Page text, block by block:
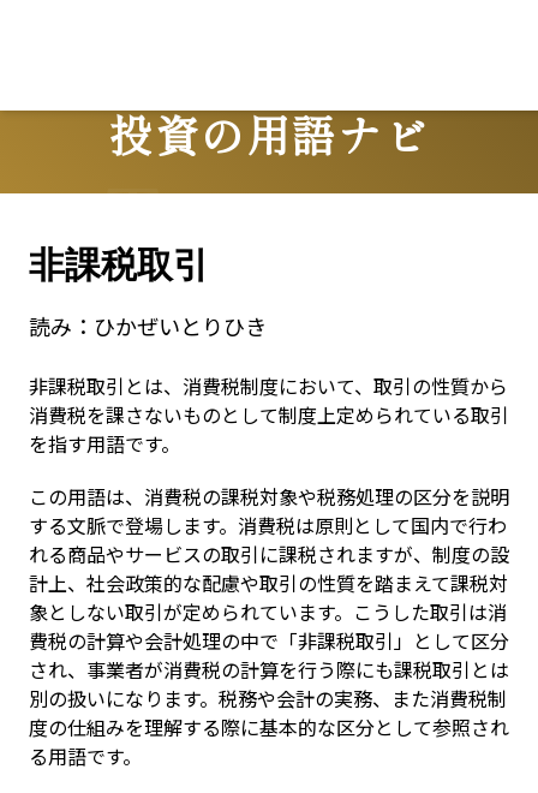
投資の用語ナビ
Terms
非課税取引
読み： ひかぜいとりひき
非課税取引とは、消費税制度において、取引の性質から
消費税を課さないものとして制度上定められている取引
を指す用語です。
この用語は、消費税の課税対象や税務処理の区分を説明
する文脈で登場します。消費税は原則として国内で行わ
れる商品やサービスの取引に課税されますが、制度の設
計上、社会政策的な配慮や取引の性質を踏まえて課税対
象としない取引が定められています。こうした取引は消
費税の計算や会計処理の中で「非課税取引」として区分
され、事業者が消費税の計算を行う際にも課税取引とは
別の扱いになります。税務や会計の実務、また消費税制
度の仕組みを理解する際に基本的な区分として参照され
る用語です。